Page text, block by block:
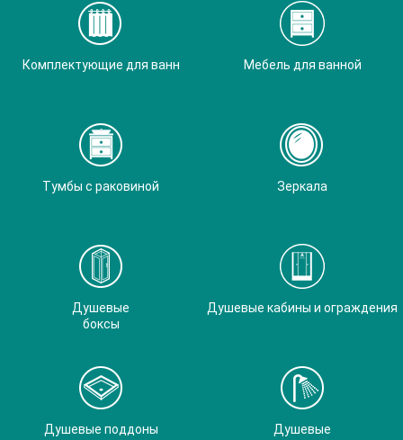
Комплектующие для ванн Мебель для ванной
Тумбы с раковиной Зеркала
Душевые
боксы
Душевые кабины и ограждения
Душевые поддоны
Душевые